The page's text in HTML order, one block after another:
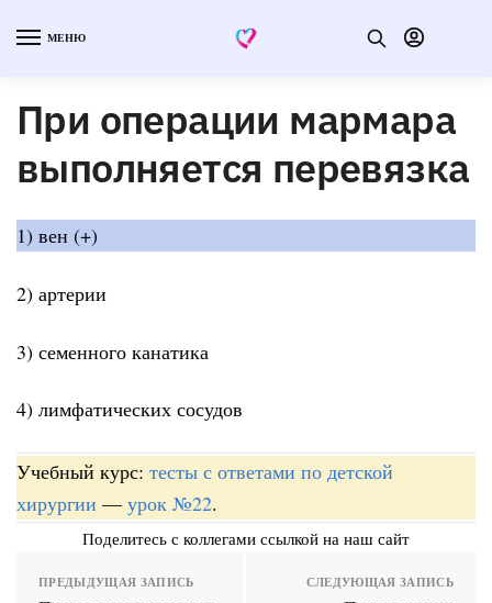
МЕНЮ
При операции мармара
выполняется перевязка
1) вен (+)
2) артерии
3) семенного канатика
4) лимфатических сосудов
Учебный курс: тесты с ответами по детской
хирургии — урок №22.
Поделитесь с коллегами ссылкой на наш сайт
ПРЕДЫДУЩАЯ ЗАПИСЬ СЛЕДУЮЩАЯ ЗАПИСЬ